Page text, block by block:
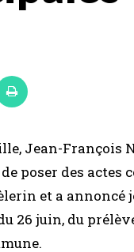
Jean-François
poser des actes
et a
26 juin, du